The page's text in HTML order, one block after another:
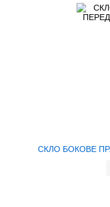
СКЛО БОКОВЕ